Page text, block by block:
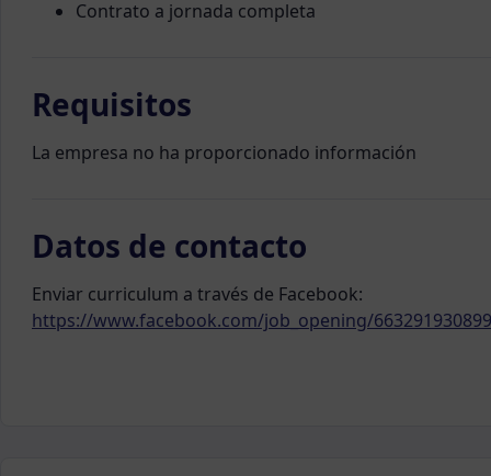
Contrato a jornada completa
Requisitos
La empresa no ha proporcionado información
Datos de contacto
Enviar curriculum a través de Facebook:
https://www.facebook.com/job_opening/